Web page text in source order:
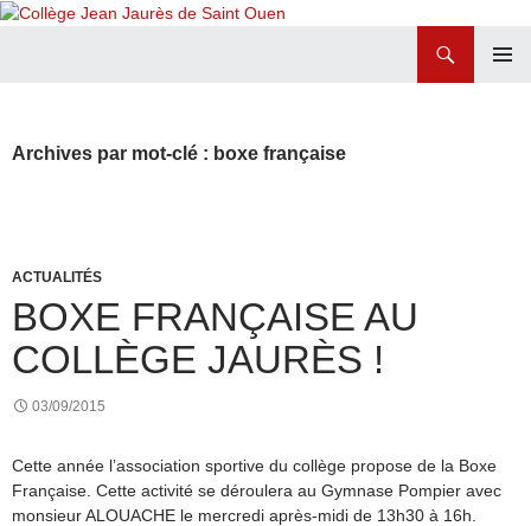
Archives par mot-clé : boxe française
ACTUALITÉS
BOXE FRANÇAISE AU
COLLÈGE JAURÈS !
03/09/2015
Cette année l’association sportive du collège propose de la Boxe
Française. Cette activité se déroulera au Gymnase Pompier avec
monsieur ALOUACHE le mercredi après-midi de 13h30 à 16h.